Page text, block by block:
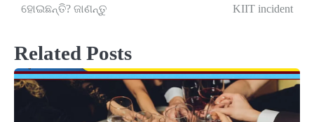
ହୋଇଛନ୍ତି? ଜାଣନ୍ତୁ
KIIT incident
Related Posts